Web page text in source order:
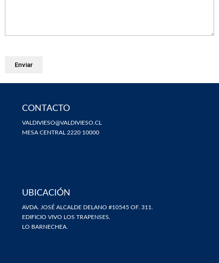
CONTACTO
VALDIVIESO@VALDIVIESO.CL
MESA CENTRAL 2220 10000
UBICACIÓN
AVDA. JOSÉ ALCALDE DELANO #10545 OF. 311.
EDIFICIO VIVO LOS TRAPENSES.
LO BARNECHEA.